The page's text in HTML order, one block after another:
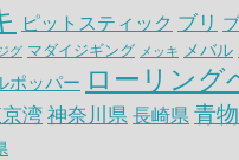
ピットスティック ブリ
グ マダイジギング メッキ メバル
ポッパー ローリング
湾 神奈川県 長崎県 青物